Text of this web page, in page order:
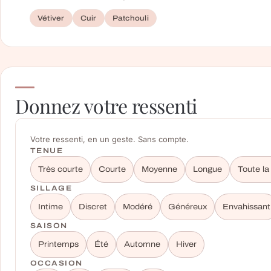
Vétiver Cuir Patchouli
Donnez votre ressenti
Votre ressenti, en un geste. Sans compte.
TENUE
Très courte Courte Moyenne Longue Toute
SILLAGE
Intime Discret Modéré Généreux Envahissant
SAISON
Printemps Été Automne Hiver
OCCASION